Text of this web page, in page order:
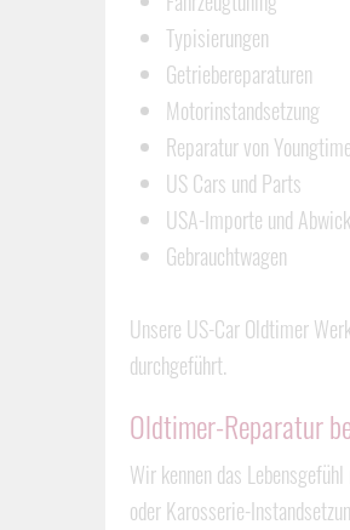
Typisierungen
Getriebereparaturen
Motorinstandsetzung
Reparatur von
US Cars und Parts
USA-Importe und
Gebrauchtwagen
Unsere US-Car Oldtimer
durchgeführt.
Oldtimer-Reparatur
Wir kennen das
oder Karosserie-